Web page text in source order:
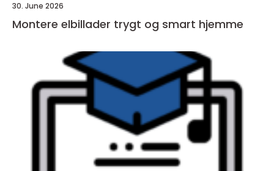
30. June 2026
Montere elbillader trygt og smart hjemme